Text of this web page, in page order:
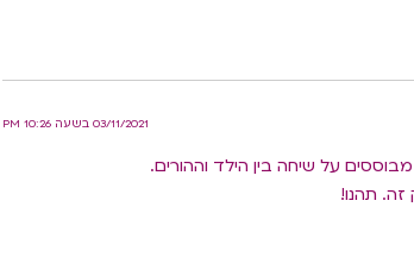
03/11/2021 בשעה 10:26 PM
על שיחה בין הילד וההורים.
תהנו!